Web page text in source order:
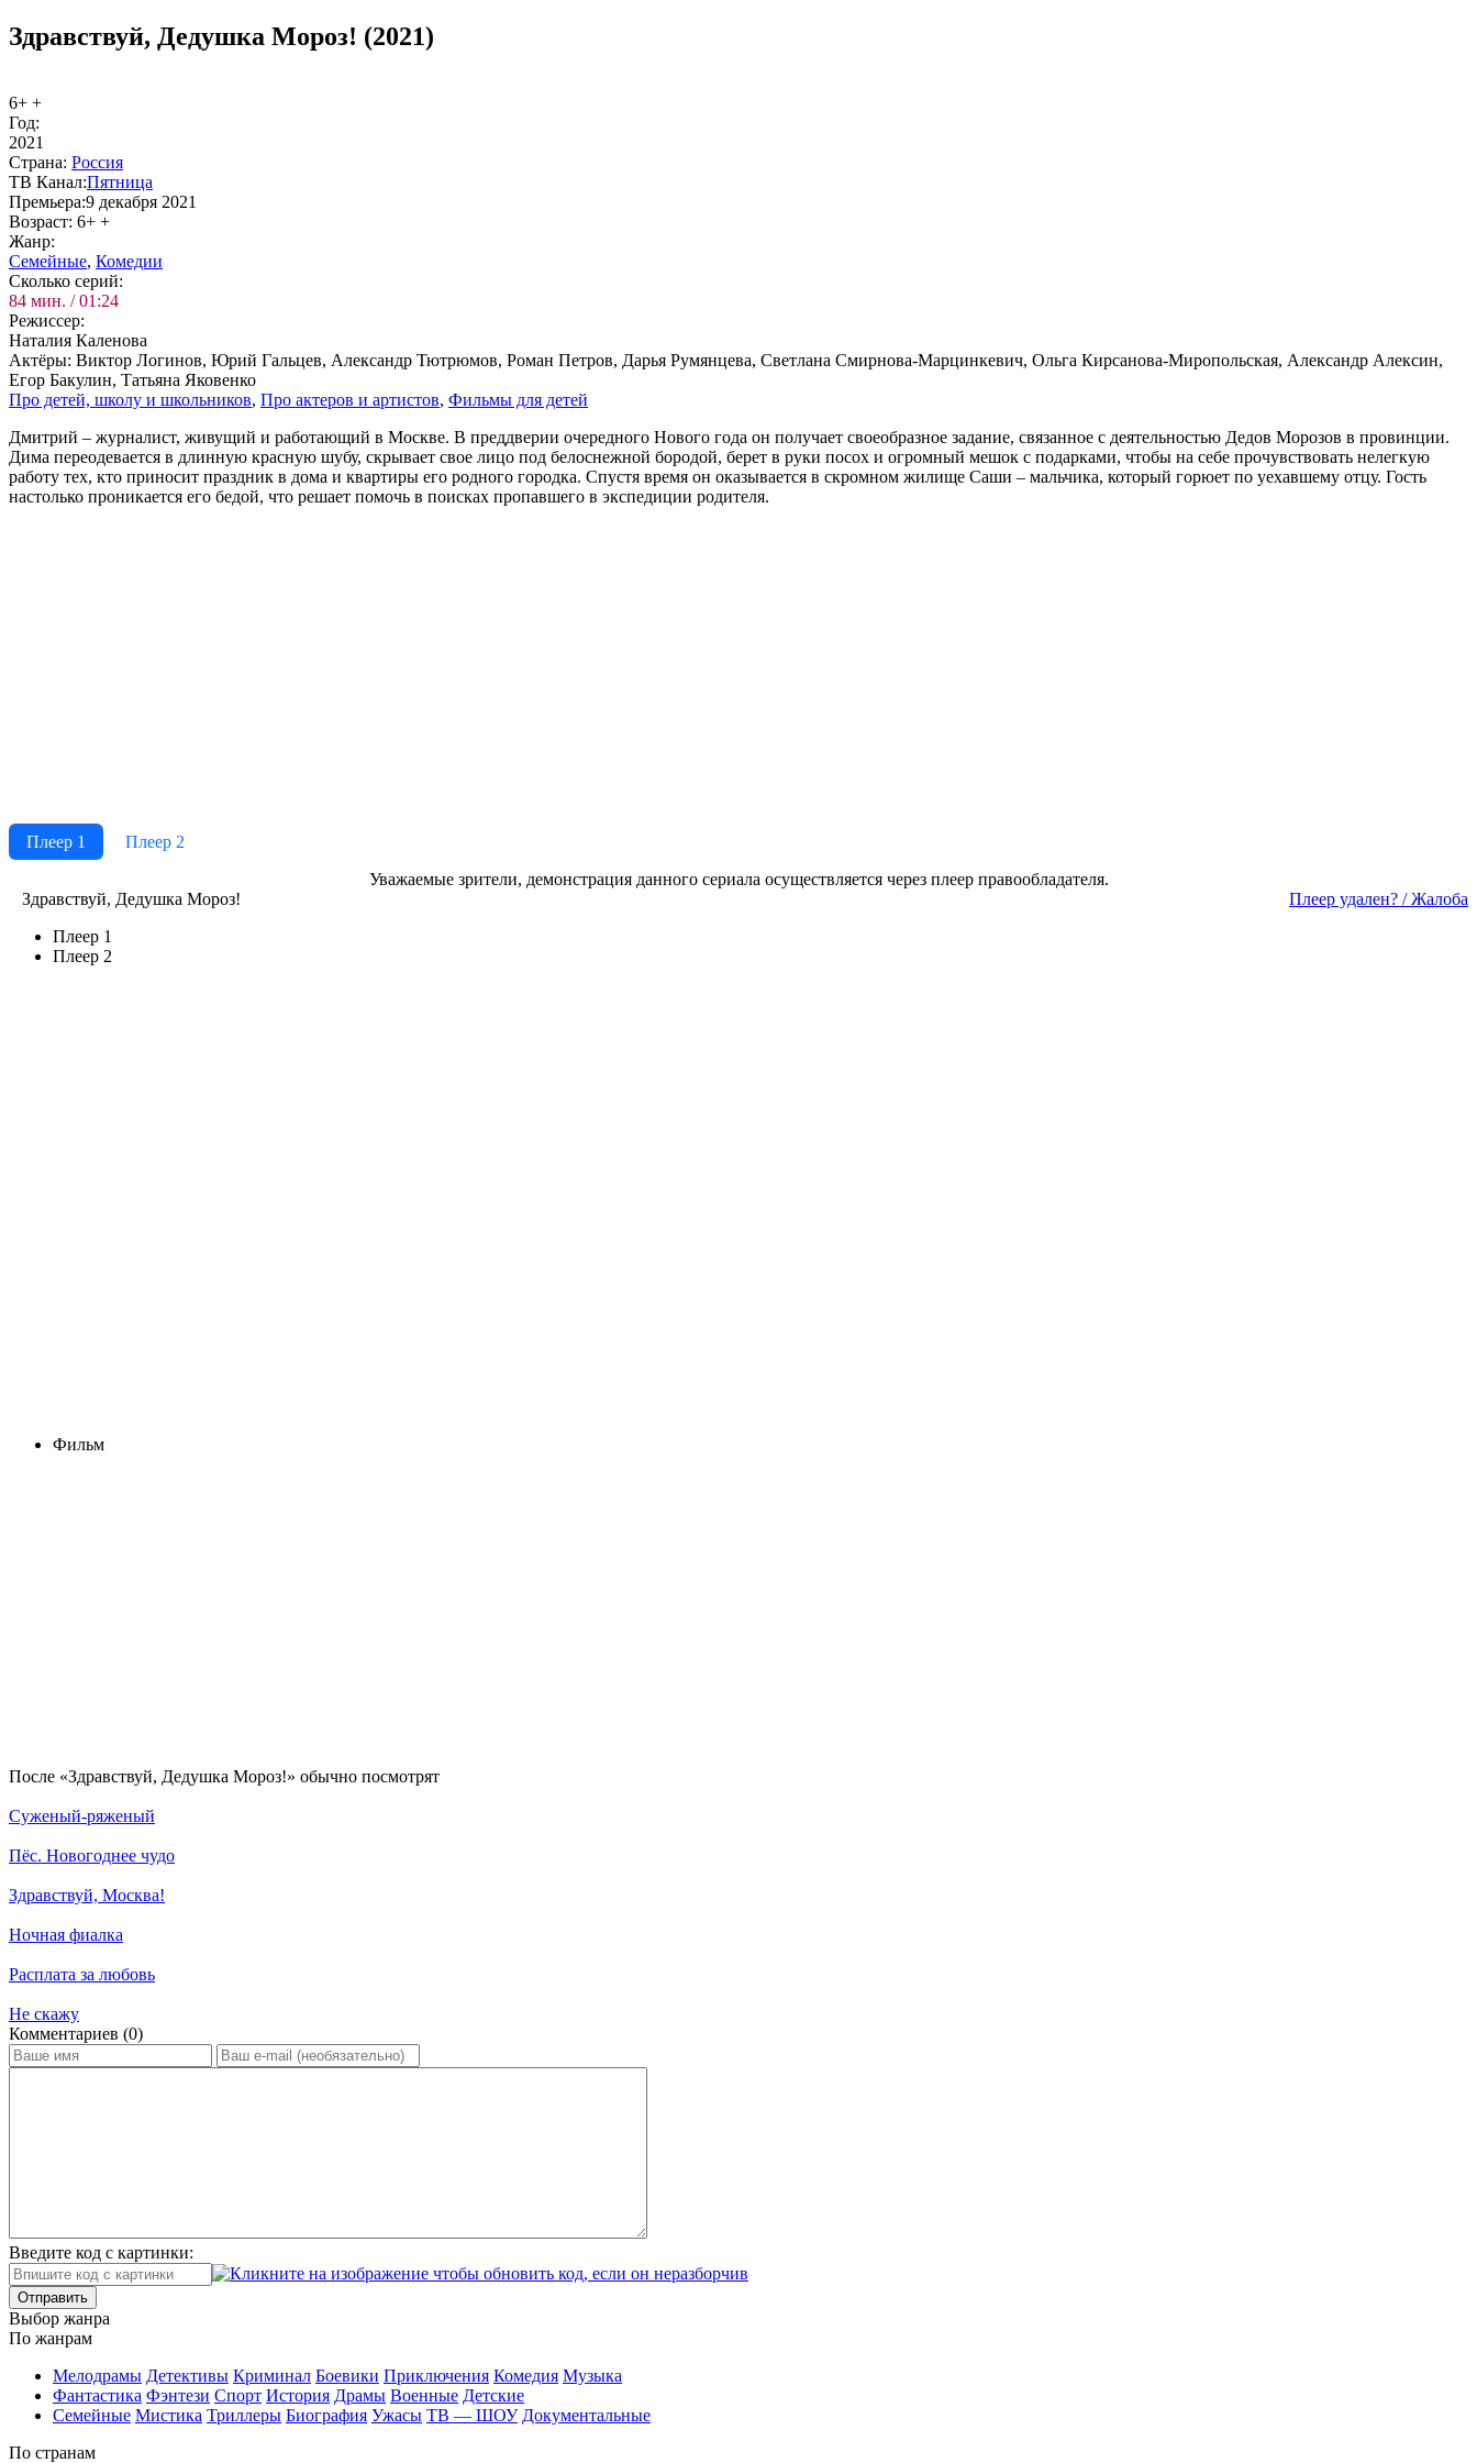
Здравствуй, Дедушка Мороз! (2021)
6+ +
Год:
2021
Стра­на: Рос­сия
ТВ Ка­нал:Пят­ни­ца
Пре­мье­ра:9 декабря 2021
Воз­раст: 6+ +
Жанр:
Се­мей­ные, Ко­ме­дии
Сколь­ко се­рий:
84 мин. / 01:24
Ре­жис­сер:
Наталия Каленова
Ак­тё­ры: Виктор Логинов, Юрий Гальцев, Александр Тютрюмов, Роман Петров, Дарья Румянцева, Светлана Смирнова-Марцинкевич, Ольга Кирсанова-Миропольская, Александр Алексин,
Егор Бакулин, Татьяна Яковенко
Про де­тей, шко­лу и школь­ни­ков, Про ак­те­ров и ар­ти­стов, Филь­мы для де­тей
Дмитрий – журналист, живущий и работающий в Москве. В преддверии очередного Нового года он получает своеобразное задание, связанное с деятельностью Дедов Морозов в провинции.
Дима переодевается в длинную красную шубу, скрывает свое лицо под белоснежной бородой, берет в руки посох и огромный мешок с подарками, чтобы на себе прочувствовать нелегкую
работу тех, кто приносит праздник в дома и квартиры его родного городка. Спустя время он оказывается в скромном жилище Саши – мальчика, который горюет по уехавшему отцу. Гость
настолько проникается его бедой, что решает помочь в поисках пропавшего в экспедиции родителя.
Плеер 1
Плеер 2
Ува­жае­мые зри­те­ли, де­мон­ст­ра­ция дан­но­го се­риа­ла осу­ще­ст­в­ля­ет­ся че­рез пле­ер пра­во­об­ла­да­те­ля.
Здравствуй, Дедушка Мороз!
Пле­ер уда­лен? / Жа­ло­ба
Плеер 1
Плеер 2
Фильм
По­сле «Здравствуй, Дедушка Мороз!» обыч­но по­смот­рят
Суженый-ряженый
Пёс. Новогоднее чудо
Здравствуй, Москва!
Ночная фиалка
Расплата за любовь
Не скажу
Ком­мен­та­ри­ев (0)
Введите код с картинки:
Отправить
Вы­бор жан­ра
По жан­рам
Ме­ло­дра­мы Де­тек­ти­вы Кри­ми­нал Бое­ви­ки При­клю­че­ния Ко­ме­дия Му­зы­ка
Фан­та­сти­ка Фэн­те­зи Спорт Ис­то­рия Дра­мы Во­ен­ные Дет­ские
Се­мей­ные Мис­ти­ка Трил­ле­ры Био­гра­фия Ужа­сы ТВ — ШОУ До­ку­мен­таль­ные
По стра­нам